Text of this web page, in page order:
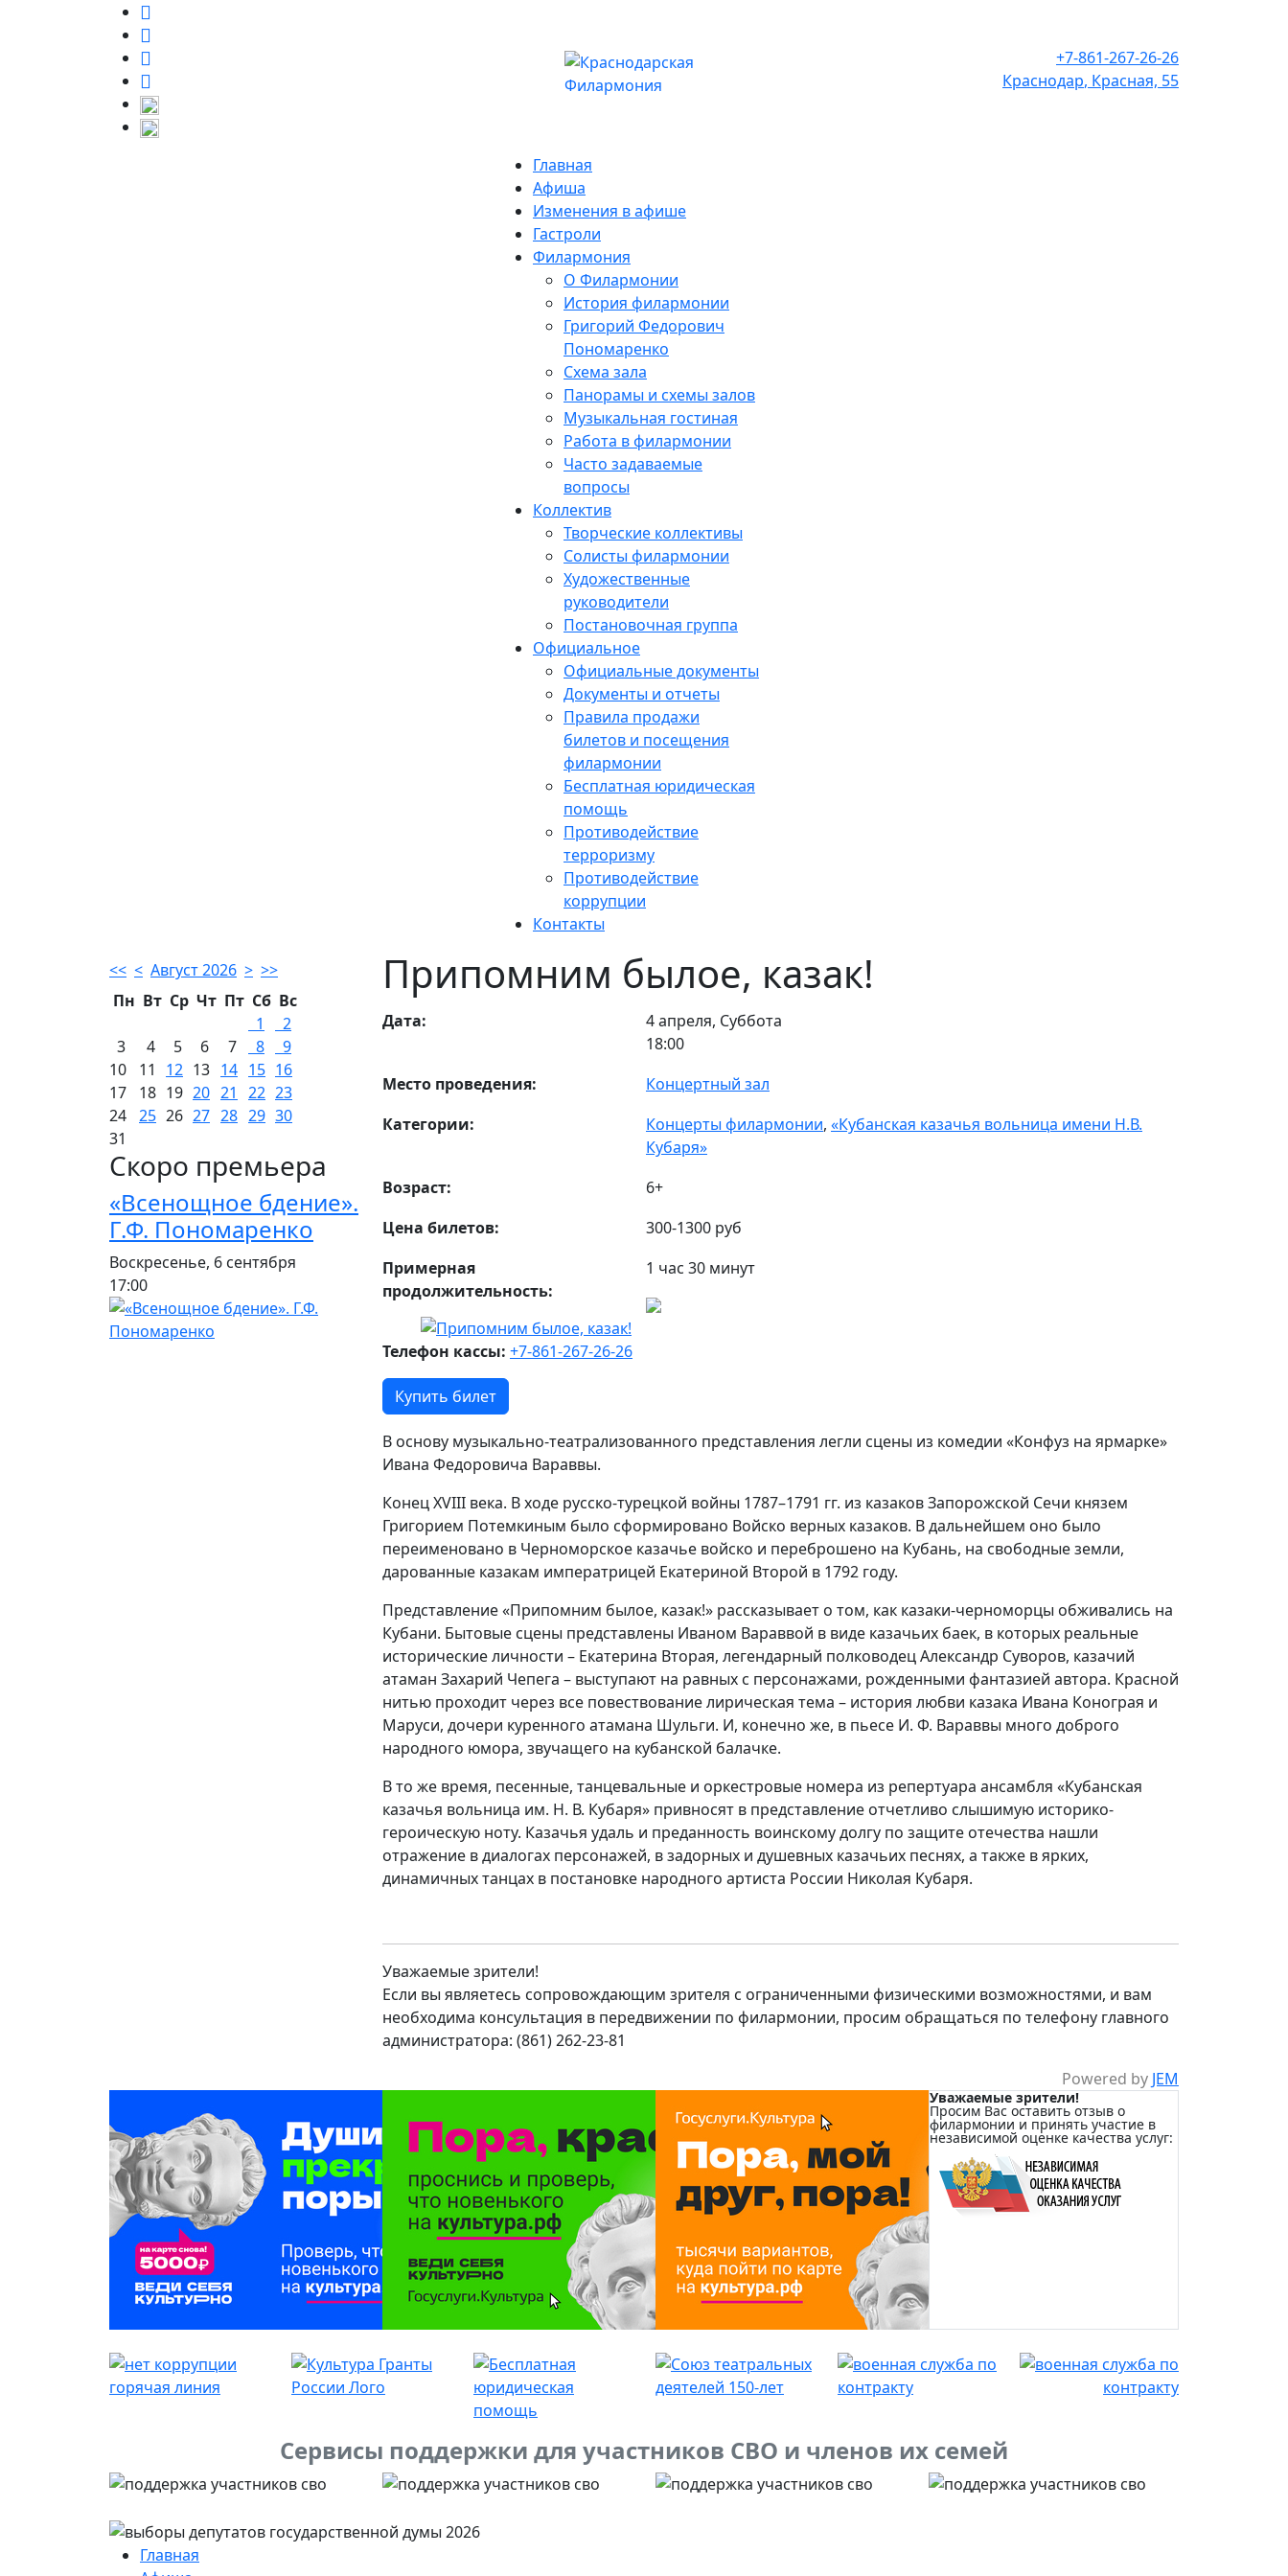
+7-861-267-26-26
Краснодар, Красная, 55
Главная
Афиша
Изменения в афише
Гастроли
Филармония
О Филармонии
История филармонии
Григорий Федорович
Пономаренко
Схема зала
Панорамы и схемы залов
Музыкальная гостиная
Работа в филармонии
Часто задаваемые
вопросы
Коллектив
Творческие коллективы
Солисты филармонии
Художественные
руководители
Постановочная группа
Официальное
Официальные документы
Документы и отчеты
Правила продажи
билетов и посещения
филармонии
Бесплатная юридическая
помощь
Противодействие
терроризму
Противодействие
коррупции
Контакты
<< < Август 2026 > >>
Пн Вт Ср Чт Пт Сб Вс
1
2
3
4 5 6 7 8
9
10
11 12 13 14 15 16
17
18 19 20 21 22 23
24 25 26 27 28 29 30
31
Скоро премьера
«Всенощное бдение».
Г.Ф. Пономаренко
Воскресенье, 6 сентября
17:00
Припомним былое, казак!
Дата:
4 апреля, Суббота
18:00
Место проведения:
Концертный зал
Категории:
Концерты филармонии, «Кубанская казачья вольница имени Н.В.
Кубаря»
Возраст:
6+
Цена билетов:
300-1300 руб
Примерная
продолжительность:
1 час 30 минут
Телефон кассы: +7-861-267-26-26
Купить билет
В основу музыкально-театрализованного представления легли сцены из комедии «Конфуз на ярмарке»
Ивана Федоровича Вараввы.
Конец XVIII века. В ходе русско-турецкой войны 1787–1791 гг. из казаков Запорожской Сечи князем
Григорием Потемкиным было сформировано Войско верных казаков. В дальнейшем оно было
переименовано в Черноморское казачье войско и переброшено на Кубань, на свободные земли,
дарованные казакам императрицей Екатериной Второй в 1792 году.
Представление «Припомним былое, казак!» рассказывает о том, как казаки-черноморцы обживались на
Кубани. Бытовые сцены представлены Иваном Вараввой в виде казачьих баек, в которых реальные
исторические личности – Екатерина Вторая, легендарный полководец Александр Суворов, казачий
атаман Захарий Чепега – выступают на равных с персонажами, рожденными фантазией автора. Красной
нитью проходит через все повествование лирическая тема – история любви казака Ивана Конограя и
Маруси, дочери куренного атамана Шульги. И, конечно же, в пьесе И. Ф. Вараввы много доброго
народного юмора, звучащего на кубанской балачке.
В то же время, песенные, танцевальные и оркестровые номера из репертуара ансамбля «Кубанская
казачья вольница им. Н. В. Кубаря» привносят в представление отчетливо слышимую историко-
героическую ноту. Казачья удаль и преданность воинскому долгу по защите отечества нашли
отражение в диалогах персонажей, в задорных и душевных казачьих песнях, а также в ярких,
динамичных танцах в постановке народного артиста России Николая Кубаря.
Уважаемые зрители!
Если вы являетесь сопровождающим зрителя с ограниченными физическими возможностями, и вам
необходима консультация в передвижении по филармонии, просим обращаться по телефону главного
администратора: (861) 262-23-81
Powered by JEM
Уважаемые зрители!
Просим Вас оставить отзыв о
филармонии и принять участие в
независимой оценке качества услуг:
Сервисы поддержки для участников СВО и членов их семей
Главная